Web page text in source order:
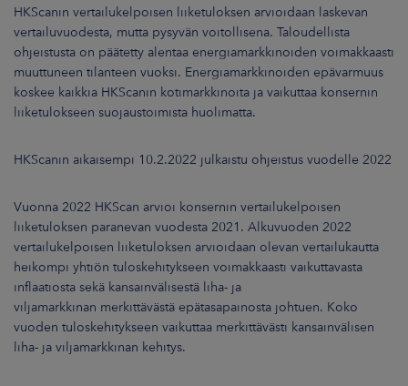
UUTISHUONE
HKScanin vertailukelpoisen liiketuloksen arvioidaan laskevan
vertailuvuodesta, mutta pysyvän voitollisena. Taloudellista
ohjeistusta on päätetty alentaa energiamarkkinoiden voimakkaasti
muuttuneen tilanteen vuoksi. Energiamarkkinoiden epävarmuus
koskee kaikkia HKScanin kotimarkkinoita ja vaikuttaa konsernin
liiketulokseen suojaustoimista huolimatta.
HKScanin aikaisempi 10.2.2022 julkaistu ohjeistus vuodelle 2022
Vuonna 2022 HKScan arvioi konsernin vertailukelpoisen
liiketuloksen paranevan vuodesta 2021. Alkuvuoden 2022
vertailukelpoisen liiketuloksen arvioidaan olevan vertailukautta
heikompi yhtiön tuloskehitykseen voimakkaasti vaikuttavasta
inflaatiosta sekä kansainvälisestä liha- ja
viljamarkkinan merkittävästä epätasapainosta johtuen. Koko
vuoden tuloskehitykseen vaikuttaa merkittävästi kansainvälisen
liha- ja viljamarkkinan kehitys.